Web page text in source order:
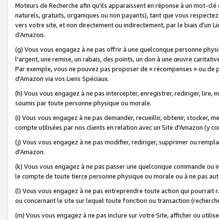
Moteurs de Recherche afin qu'ils apparaissent en réponse à un mot-
naturels, gratuits, organiques ou non payants), tant que vous
vers votre site, et non directement ou indirectement, par le biais d'un
d'Amazon.
(g) Vous vous engagez à ne pas offrir à une quelconque personne
l'argent, une remise, un rabais, des points, un don à une œuvre
Par exemple, vous ne pouvez pas proposer de « récompenses » ou
d'Amazon via vos Liens Spéciaux.
(h) Vous vous engagez à ne pas intercepter, enregistrer, rediriger,
soumis par toute personne physique ou morale.
(i) Vous vous engagez à ne pas demander, recueillir, obtenir, stocker,
compte utilisées par nos clients en relation avec un Site d'Amazon (y
(j) Vous vous engagez à ne pas modifier, rediriger, supprimer ou
d'Amazon.
(k) Vous vous engagez à ne pas passer une quelconque commande
le compte de toute tierce personne physique ou morale ou à ne pas
(l) Vous vous engagez à ne pas entreprendre toute action qui
ou concernant le site sur lequel toute fonction ou transaction
(m) Vous vous engagez à ne pas inclure sur votre Site, afficher ou